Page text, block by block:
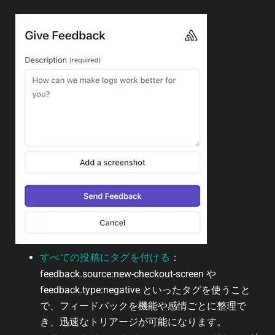
すべての投稿にタグを付ける ：
feedback.source:new-checkout-screen や
feedback.type:negative といったタグを使うこと
で、フィードバックを機能や感情ごとに整理で
き、迅速なトリアージが可能になります。